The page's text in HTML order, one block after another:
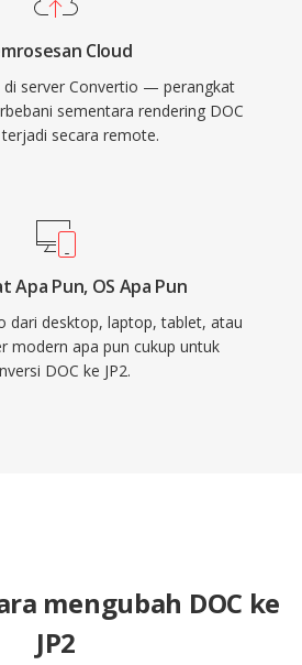
Cloud
di server Convertio — perangkat
sementara rendering DOC
terjadi secara remote.
Apa Pun, OS Apa Pun
dari desktop, laptop, tablet, atau
modern apa pun cukup untuk
DOC ke JP2.
mengubah DOC ke
JP2